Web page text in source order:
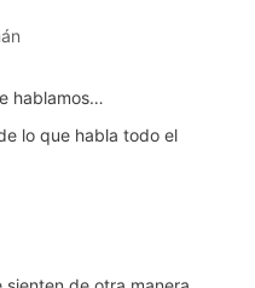
hablamos…
lo que habla todo el